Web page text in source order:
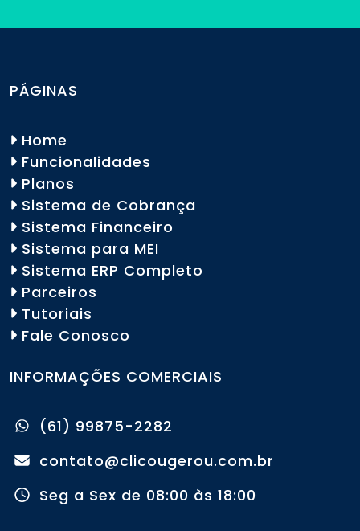
PÁGINAS
Home
Funcionalidades
Planos
Sistema de Cobrança
Sistema Financeiro
Sistema para MEI
Sistema ERP Completo
Parceiros
Tutoriais
Fale Conosco
INFORMAÇÕES COMERCIAIS
(61) 99875-2282
contato@clicougerou.com.br
Seg a Sex de 08:00 às 18:00